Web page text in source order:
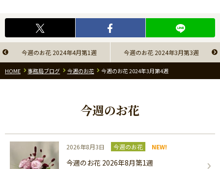
今週のお花 2024年4月第1週 今週のお花 2024年3月第3週
HOME 事務局ブログ 今週のお花 今週のお花 2024年3月第4週
今週のお花
2026年8月3日 今週のお花 NEW!
今週のお花 2026年8月第1週